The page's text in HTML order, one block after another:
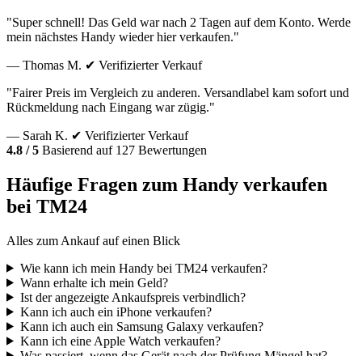
"Super schnell! Das Geld war nach 2 Tagen auf dem Konto. Werde
mein nächstes Handy wieder hier verkaufen."
— Thomas M. ✔ Verifizierter Verkauf
"Fairer Preis im Vergleich zu anderen. Versandlabel kam sofort und
Rückmeldung nach Eingang war zügig."
— Sarah K. ✔ Verifizierter Verkauf
4.8 / 5 Basierend auf 127 Bewertungen
Häufige Fragen zum Handy verkaufen
bei TM24
Alles zum Ankauf auf einen Blick
Wie kann ich mein Handy bei TM24 verkaufen?
Wann erhalte ich mein Geld?
Ist der angezeigte Ankaufspreis verbindlich?
Kann ich auch ein iPhone verkaufen?
Kann ich auch ein Samsung Galaxy verkaufen?
Kann ich eine Apple Watch verkaufen?